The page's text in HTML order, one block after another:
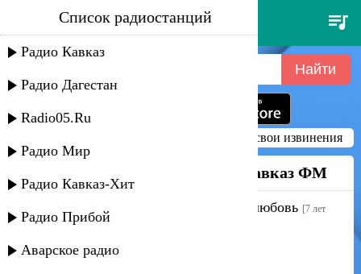
Радио Кавказ ФМ
Список радиостанций
Радио Кавказ
Радио Дагестан
Radio05.Ru
Радио Мир
Радио Кавказ-Хит
Радио Прибой
Аварское радио
Станция временно не работает, приносим свои извинения
Радио Кавказ ФМ
Динара Джамалудинова - Красивая любовь [7 лет
назад]
Faxo - Vusala